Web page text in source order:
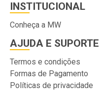
INSTITUCIONAL
Conheça a MW
AJUDA E SUPORTE
Termos e condições
Formas de Pagamento
Políticas de privacidade